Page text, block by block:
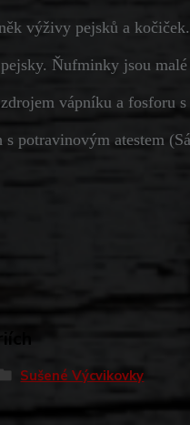
výživy pejsků a kočiček.
Ňufminky jsou
vápníku a fosforu s
potravinovým atestem
Sušené Výcvikovky